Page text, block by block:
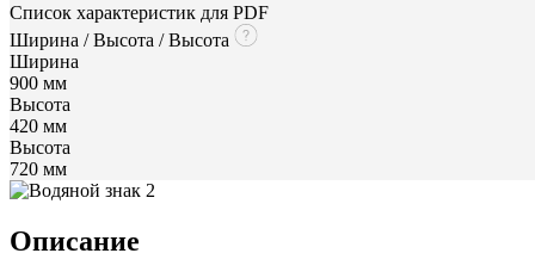
Список характеристик для PDF
Ширина / Высота / Высота
Ширина
900 мм
Высота
420 мм
Высота
720 мм
Описание